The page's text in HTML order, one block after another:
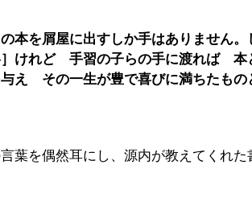
本を屑屋に出すしか手はありません
］けれど 手習の子らの手に渡れば
え その一生が豊で喜びに満ちたも
葉を偶然耳にし、源内が教えてくれ